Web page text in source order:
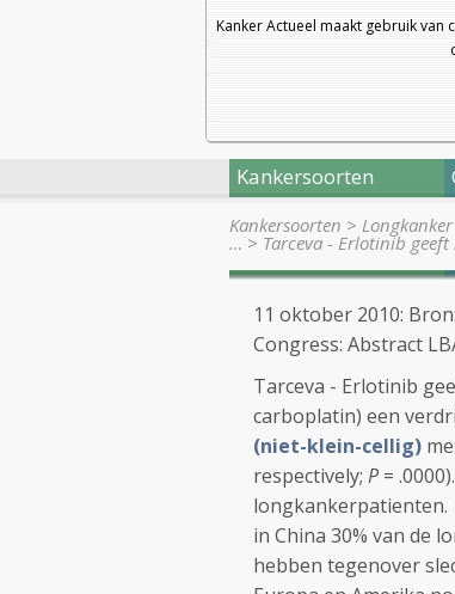
Kanker Actueel maakt gebruik
Kankersoorten
Kankersoorten > Longkanker
… > Tarceva - Erlotinib
11 oktober 2010:
Congress: Abstract
Tarceva - Erlotinib
carboplatin) een
(niet-klein-cellig)
respectively; P =
in China 30% van de
hebben tegenover